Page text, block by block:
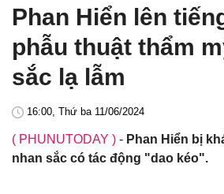
Phan Hiển lên
phẫu thuật thẩm
sắc lạ lẫm
16:00, Thứ ba 11/06/2024
( PHUNUTODAY ) - Phan Hiển bị
nhan sắc có tác động "dao kéo".